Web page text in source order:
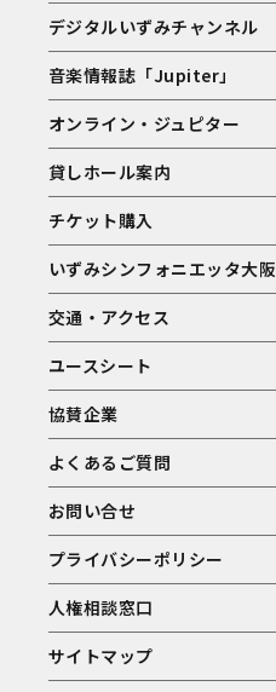
デジタルいずみチャンネル
音楽情報誌「Jupiter」
オンライン・ジュピター
貸しホール案内
チケット購入
いずみシンフォニエッタ大阪
交通・アクセス
ユースシート
協賛企業
よくあるご質問
お問い合せ
プライバシーポリシー
人権相談窓口
サイトマップ